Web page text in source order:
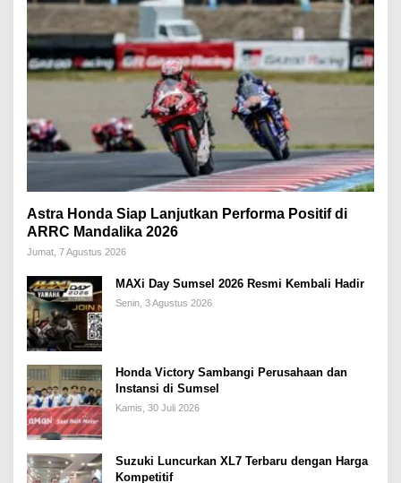
Astra Honda Siap Lanjutkan Performa Positif di
ARRC Mandalika 2026
Jumat, 7 Agustus 2026
MAXi Day Sumsel 2026 Resmi Kembali Hadir
Senin, 3 Agustus 2026
Honda Victory Sambangi Perusahaan dan
Instansi di Sumsel
Kamis, 30 Juli 2026
Suzuki Luncurkan XL7 Terbaru dengan Harga
Kompetitif